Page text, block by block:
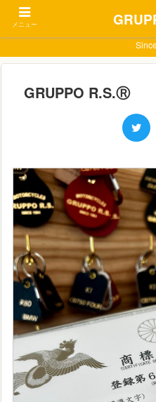
GRUPPO R.S.Ⓡ
メニュー